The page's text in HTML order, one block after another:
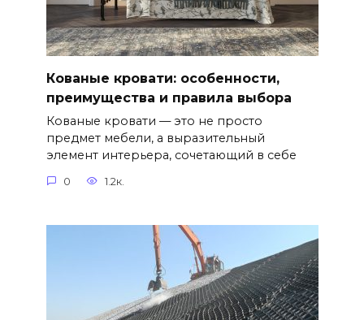
Кованые кровати: особенности,
преимущества и правила выбора
Кованые кровати — это не просто
предмет мебели, а выразительный
элемент интерьера, сочетающий в себе
0 1.2к.